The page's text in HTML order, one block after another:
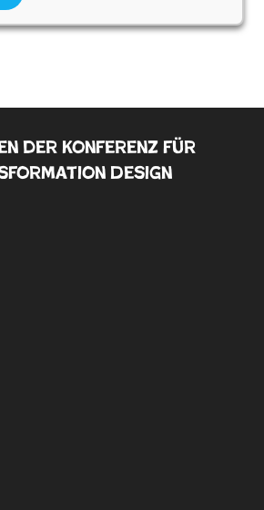
der Konferenz für
Design